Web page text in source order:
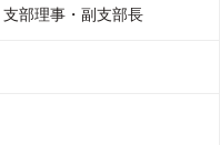
部理事・副支部長